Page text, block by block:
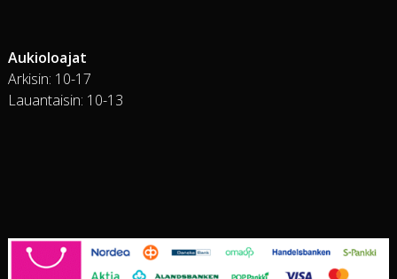
Aukioloajat
Arkisin: 10-17
Lauantaisin: 10-13